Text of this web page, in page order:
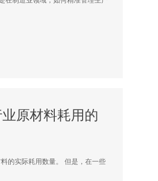
原材料耗用的
的实际耗用数量。 但是，在一些